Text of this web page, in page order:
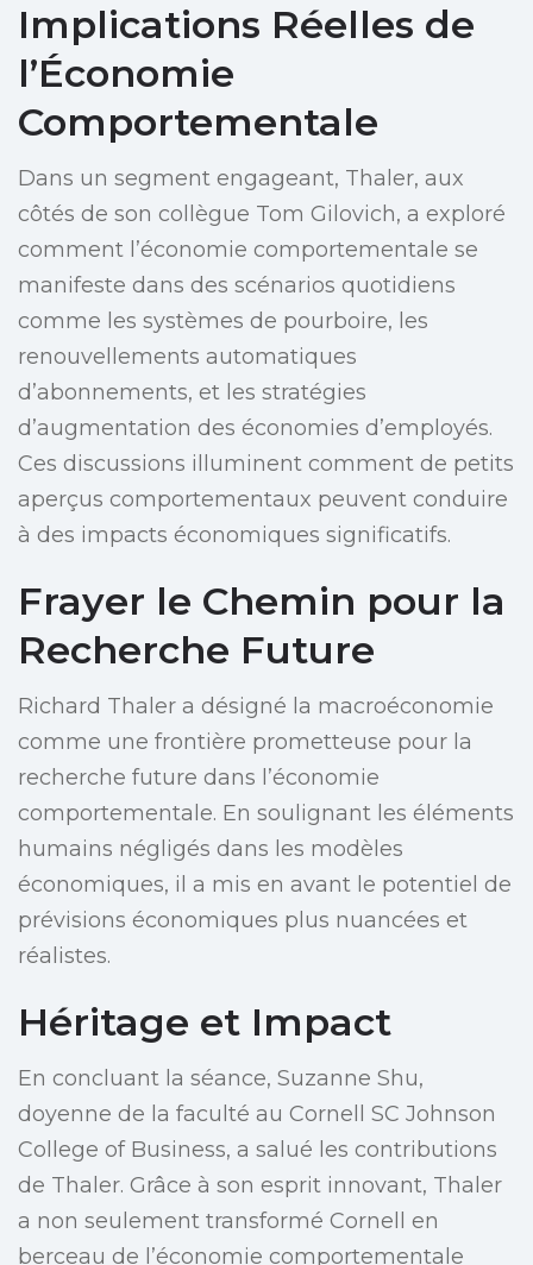
Implications Réelles de
l’Économie
Comportementale
Dans un segment engageant, Thaler, aux
côtés de son collègue Tom Gilovich, a exploré
comment l’économie comportementale se
manifeste dans des scénarios quotidiens
comme les systèmes de pourboire, les
renouvellements automatiques
d’abonnements, et les stratégies
d’augmentation des économies d’employés.
Ces discussions illuminent comment de petits
aperçus comportementaux peuvent conduire
à des impacts économiques significatifs.
Frayer le Chemin pour la
Recherche Future
Richard Thaler a désigné la macroéconomie
comme une frontière prometteuse pour la
recherche future dans l’économie
comportementale. En soulignant les éléments
humains négligés dans les modèles
économiques, il a mis en avant le potentiel de
prévisions économiques plus nuancées et
réalistes.
Héritage et Impact
En concluant la séance, Suzanne Shu,
doyenne de la faculté au Cornell SC Johnson
College of Business, a salué les contributions
de Thaler. Grâce à son esprit innovant, Thaler
a non seulement transformé Cornell en
berceau de l’économie comportementale